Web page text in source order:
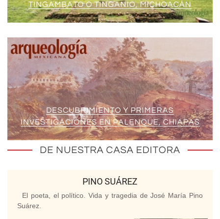
TINGAMBATO O TINGANIO, MICHOACÁN
DESCUBRIMIENTO Y PRIMERAS
INVESTIGACIONES EN PALENQUE, CHIAPAS
DE NUESTRA CASA EDITORA
PINO SUÁREZ
El poeta, el político. Vida y tragedia de José María Pino
Suárez.